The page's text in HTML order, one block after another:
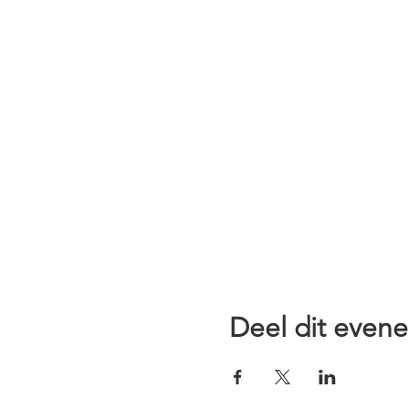
Deel dit